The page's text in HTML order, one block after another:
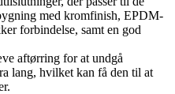
med kromfinish, EPDM-
forbindelse, samt en god
aftørring for at undgå
lang, hvilket kan få den til at